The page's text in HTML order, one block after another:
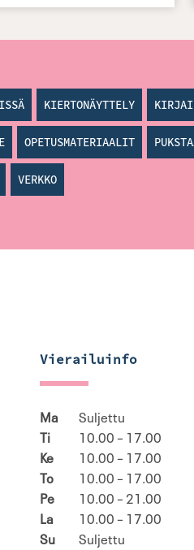
KIERTONÄYTTELY
OPETUSMATERIAALIT
VERKKO
Vierailuinfo
Ma
Suljettu
Ti
10.00 – 17.00
Ke
10.00 – 17.00
To
10.00 – 17.00
Pe
10.00 – 21.00
La
10.00 – 17.00
Su
Suljettu